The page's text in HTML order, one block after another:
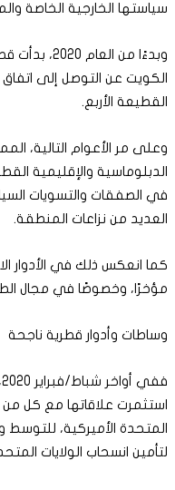
سياستها الخارجية الخاصة
وبدءًا من
الكويت عن التوصل إلى
القطيعة الأربع.
الدبلوماسية والإقليمية
في الصفقات والتسويات
العديد من نزاعات المنطقة.
كما انعكس ذلك في الأدوار
مؤخرًا، وخصوصًا في مجال
وساطات وأدوار قطرية ناجحة
استثمرت علاقاتها مع كل من
المتحدة الأميركية، للتوسط
لتأمين انسحاب الولايات